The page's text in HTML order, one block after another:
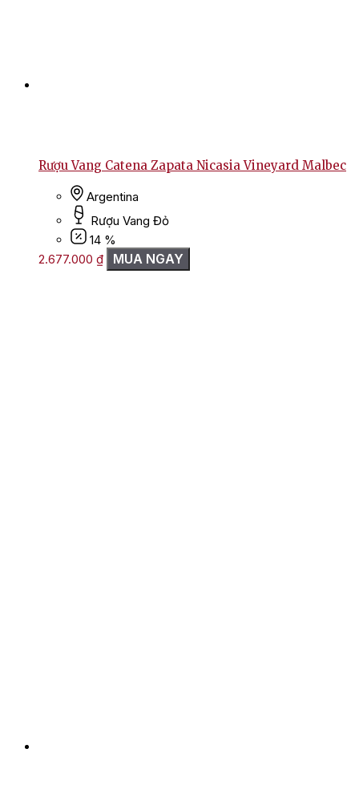
Rượu Vang Catena Zapata Nicasia Vineyard Malbec
Argentina
Rượu Vang Đỏ
14 %
2.677.000 ₫ MUA NGAY